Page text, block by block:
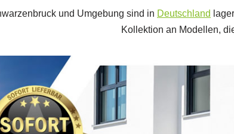
und Umgebung sind in Deutschland
Kollektion an Modellen,